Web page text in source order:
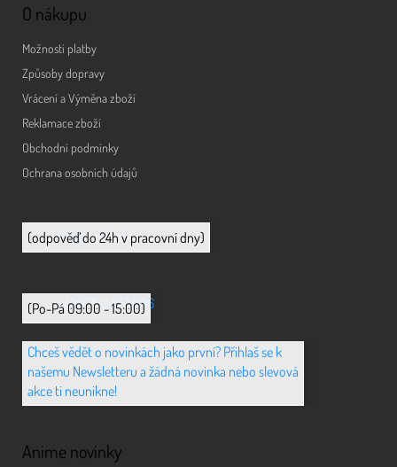
O nákupu
Možnosti platby
Způsoby dopravy
Vrácení a Výměna zboží
Reklamace zboží
Obchodní podmínky
Ochrana osobních údajů
info@animerch.cz
(odpověď do 24h v pracovní dny)
+420 702 851 036
(Po-Pá 09:00 - 15:00)
Chceš vědět o novinkách jako první? Přihlaš se k
našemu Newsletteru a žádná novinka nebo slevová
akce ti neunikne!
Anime novinky